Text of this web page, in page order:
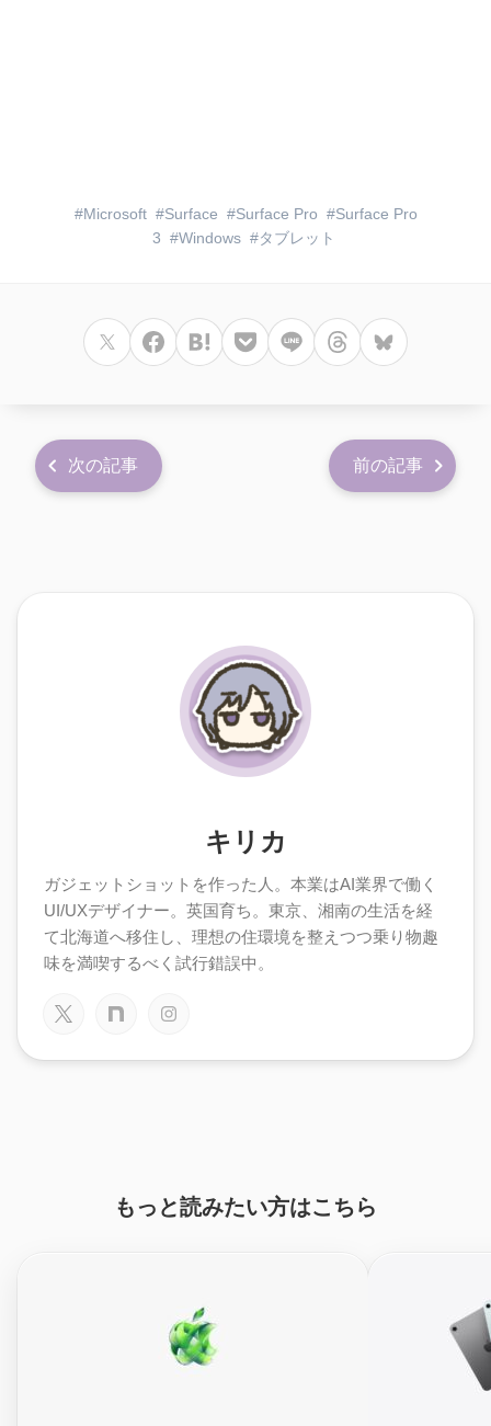
Microsoft Surface Surface Pro
Surface Pro
3
Windows タブレット
次の記事 前の記事
キリカ
ガジェットショットを作った人。本業はAI業界で働く
UI/UXデザイナー。英国育ち。東京、湘南の生活を経
て北海道へ移住し、理想の住環境を整えつつ乗り物趣
味を満喫するべく試行錯誤中。
もっと読みたい方はこちら